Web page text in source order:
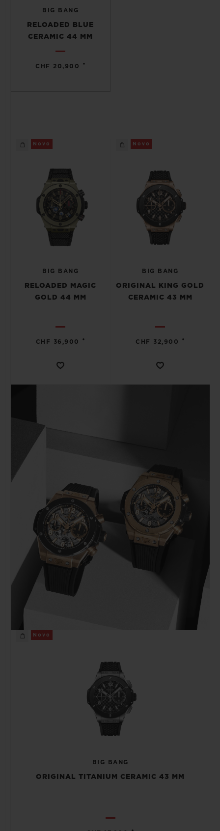
BIG BANG
RELOADED BLUE
CERAMIC 44 MM
CHF 20,900 •
Novo
BIG BANG
RELOADED MAGIC
GOLD 44 MM
CHF 36,900 •
Novo
BIG BANG
ORIGINAL KING GOLD
CERAMIC 43 MM
CHF 32,900 •
Novo
BIG BANG
ORIGINAL TITANIUM CERAMIC 43 MM